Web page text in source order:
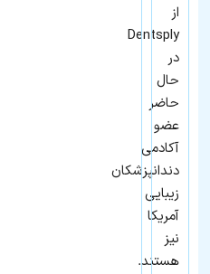
از
Dentsply
در
حال
حاضر
عضو
آکادمی
دندانپزشکان
زیبایی
آمریکا
نیز
هستند.